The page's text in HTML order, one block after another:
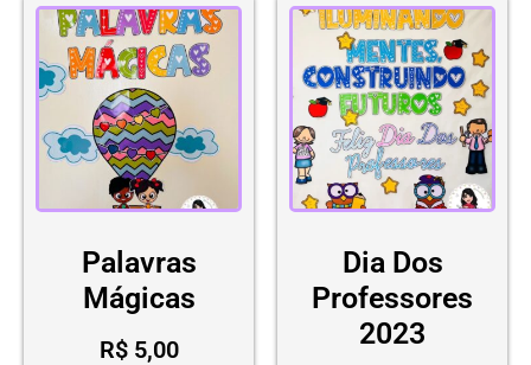
Palavras
Mágicas
R$5,00
Dia Dos
Professores
2023